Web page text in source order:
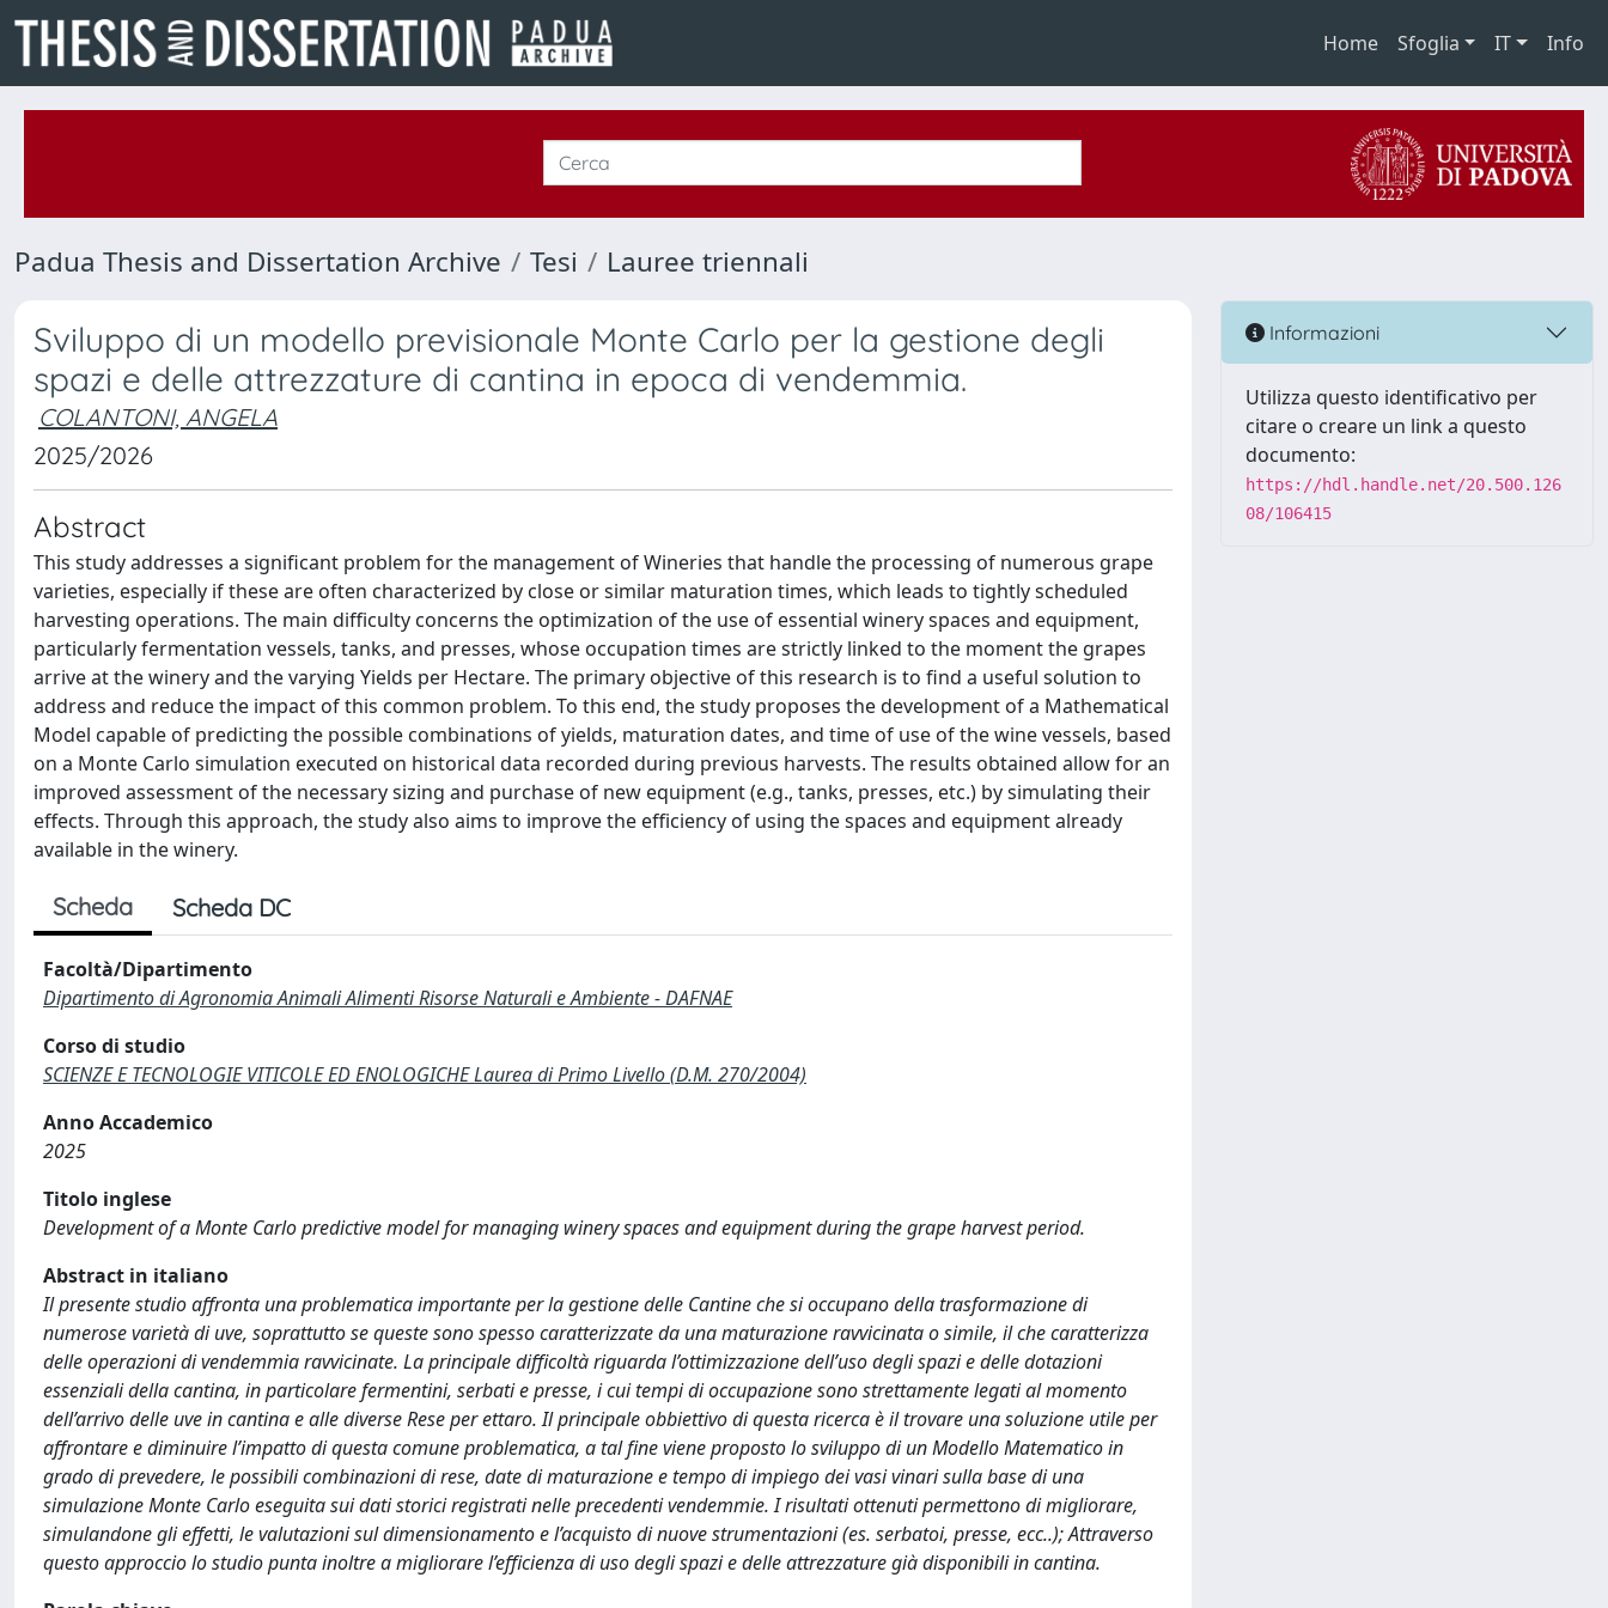
Home Sfoglia IT Info
Padua Thesis and Dissertation Archive Tesi Lauree triennali
Sviluppo di un modello previsionale Monte Carlo per la gestione degli
spazi e delle attrezzature di cantina in epoca di vendemmia.
COLANTONI, ANGELA
2025/2026
Abstract
This study addresses a significant problem for the management of Wineries that handle the processing of numerous grape
varieties, especially if these are often characterized by close or similar maturation times, which leads to tightly scheduled
harvesting operations. The main difficulty concerns the optimization of the use of essential winery spaces and equipment,
particularly fermentation vessels, tanks, and presses, whose occupation times are strictly linked to the moment the grapes
arrive at the winery and the varying Yields per Hectare. The primary objective of this research is to find a useful solution to
address and reduce the impact of this common problem. To this end, the study proposes the development of a Mathematical
Model capable of predicting the possible combinations of yields, maturation dates, and time of use of the wine vessels, based
on a Monte Carlo simulation executed on historical data recorded during previous harvests. The results obtained allow for an
improved assessment of the necessary sizing and purchase of new equipment (e.g., tanks, presses, etc.) by simulating their
effects. Through this approach, the study also aims to improve the efficiency of using the spaces and equipment already
available in the winery.
Scheda Scheda DC
Facoltà/Dipartimento
Dipartimento di Agronomia Animali Alimenti Risorse Naturali e Ambiente - DAFNAE
Corso di studio
SCIENZE E TECNOLOGIE VITICOLE ED ENOLOGICHE Laurea di Primo Livello (D.M. 270/2004)
Anno Accademico
2025
Titolo inglese
Development of a Monte Carlo predictive model for managing winery spaces and equipment during the grape harvest period.
Abstract in italiano
Il presente studio affronta una problematica importante per la gestione delle Cantine che si occupano della trasformazione di
numerose varietà di uve, soprattutto se queste sono spesso caratterizzate da una maturazione ravvicinata o simile, il che caratterizza
delle operazioni di vendemmia ravvicinate. La principale difficoltà riguarda l’ottimizzazione dell’uso degli spazi e delle dotazioni
essenziali della cantina, in particolare fermentini, serbati e presse, i cui tempi di occupazione sono strettamente legati al momento
dell’arrivo delle uve in cantina e alle diverse Rese per ettaro. Il principale obbiettivo di questa ricerca è il trovare una soluzione utile per
affrontare e diminuire l’impatto di questa comune problematica, a tal fine viene proposto lo sviluppo di un Modello Matematico in
grado di prevedere, le possibili combinazioni di rese, date di maturazione e tempo di impiego dei vasi vinari sulla base di una
simulazione Monte Carlo eseguita sui dati storici registrati nelle precedenti vendemmie. I risultati ottenuti permettono di migliorare,
simulandone gli effetti, le valutazioni sul dimensionamento e l’acquisto di nuove strumentazioni (es. serbatoi, presse, ecc..); Attraverso
questo approccio lo studio punta inoltre a migliorare l’efficienza di uso degli spazi e delle attrezzature già disponibili in cantina.
Informazioni
Utilizza questo identificativo per
citare o creare un link a questo
documento:
https://hdl.handle.net/20.500.126
08/106415